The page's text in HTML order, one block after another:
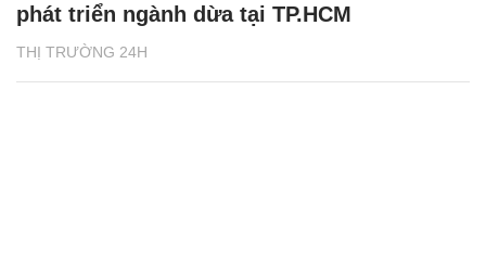
THỊ TRƯỜNG 24H
phát triển ngành dừa tại TP.HCM